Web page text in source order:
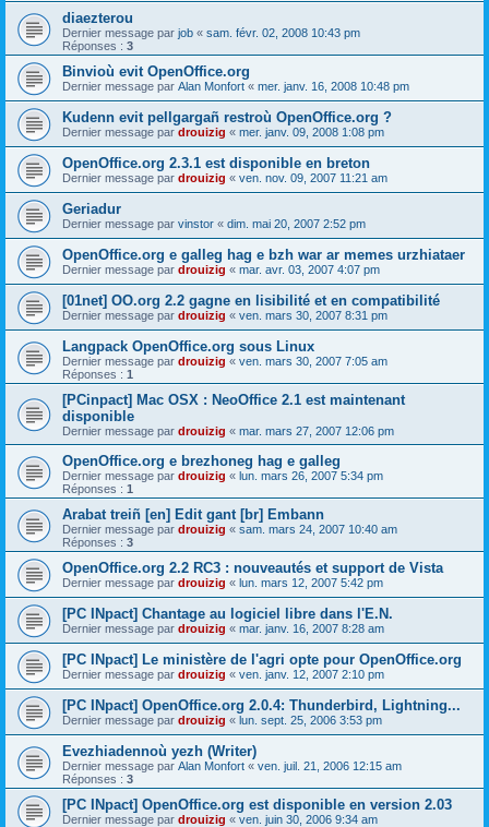
diaezterou
Dernier message par job « sam. févr. 02, 2008 10:43 pm
Réponses : 3
Binvioù evit OpenOffice.org
Dernier message par Alan Monfort « mer. janv. 16, 2008 10:48 pm
Kudenn evit pellgargañ restroù OpenOffice.org ?
Dernier message par drouizig « mer. janv. 09, 2008 1:08 pm
OpenOffice.org 2.3.1 est disponible en breton
Dernier message par drouizig « ven. nov. 09, 2007 11:21 am
Geriadur
Dernier message par vinstor « dim. mai 20, 2007 2:52 pm
OpenOffice.org e galleg hag e bzh war ar memes urzhiataer
Dernier message par drouizig « mar. avr. 03, 2007 4:07 pm
[01net] OO.org 2.2 gagne en lisibilité et en compatibilité
Dernier message par drouizig « ven. mars 30, 2007 8:31 pm
Langpack OpenOffice.org sous Linux
Dernier message par drouizig « ven. mars 30, 2007 7:05 am
Réponses : 1
[PCinpact] Mac OSX : NeoOffice 2.1 est maintenant
disponible
Dernier message par drouizig « mar. mars 27, 2007 12:06 pm
OpenOffice.org e brezhoneg hag e galleg
Dernier message par drouizig « lun. mars 26, 2007 5:34 pm
Réponses : 1
Arabat treiñ [en] Edit gant [br] Embann
Dernier message par drouizig « sam. mars 24, 2007 10:40 am
Réponses : 3
OpenOffice.org 2.2 RC3 : nouveautés et support de Vista
Dernier message par drouizig « lun. mars 12, 2007 5:42 pm
[PC INpact] Chantage au logiciel libre dans l'E.N.
Dernier message par drouizig « mar. janv. 16, 2007 8:28 am
[PC INpact] Le ministère de l'agri opte pour OpenOffice.org
Dernier message par drouizig « ven. janv. 12, 2007 2:10 pm
[PC INpact] OpenOffice.org 2.0.4: Thunderbird, Lightning...
Dernier message par drouizig « lun. sept. 25, 2006 3:53 pm
Evezhiadennoù yezh (Writer)
Dernier message par Alan Monfort « ven. juil. 21, 2006 12:15 am
Réponses : 3
[PC INpact] OpenOffice.org est disponible en version 2.03
Dernier message par drouizig « ven. juin 30, 2006 9:34 am